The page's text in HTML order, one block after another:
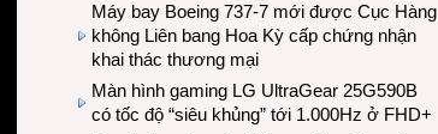
Máy bay Boeing 737-7 mới được Cục Hàng
không Liên bang Hoa Kỳ cấp chứng nhận
khai thác thương mại
Màn hình gaming LG UltraGear 25G590B
có tốc độ “siêu khủng” tới 1.000Hz ở FHD+